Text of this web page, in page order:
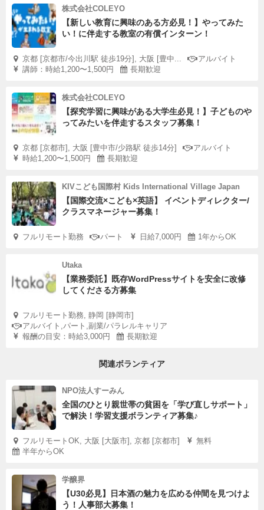
株式会社COLEYO
【新しい教育に興味のある方必見！】やってみた
い！に伴走する教室の有償インターン！
京都 [京都市/今出川駅 徒歩19分], 大阪 [豊中...
アルバイト
講師：時給1,200〜1,500円
長期歓迎
株式会社COLEYO
【探究学習に興味がある大学生必見！】子どものや
ってみたいを伴走するスタッフ募集！
京都 [京都市], 大阪 [豊中市/少路駅 徒歩14分]
アルバイト
時給1,200〜1,500円
長期歓迎
KIVこども国際村 Kids International Village Japan
【国際交流×こども×英語】 イベントディレクター/
クラスマネージャー募集！
フルリモート勤務 パート 日給7,000円 1年からOK
Utaka
【業務委託】既存WordPressサイトを安全に改修
してくださる方募集
フルリモート勤務, 静岡 [静岡市]
アルバイト,パート,副業/パラレルキャリア
報酬の目安：時給3,000円
長期歓迎
関連ボランティア
NPO法人すーみん
全国のひとり親世帯の貧困を「学び直しサポート」
で解決！学習支援ボランティア募集♪
フルリモートOK, 大阪 [大阪市], 京都 [京都市]
無料
半年からOK
学醸界
【U30必見】日本酒の魅力を広める仲間を見つけよ
う！人事部大募集！